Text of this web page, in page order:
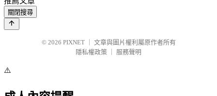
關閉搜尋
© 2026 PIXNET
文章與圖片權利屬原作者所有
隱私權政策
服務聲明
⚠️